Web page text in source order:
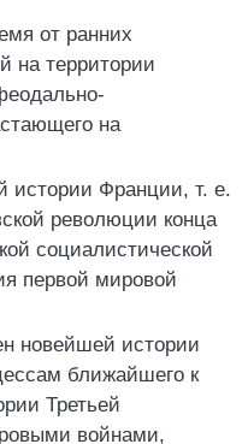
от ранних
на территории
на
истории Франции, т. е.
революции конца
социалистической
первой мировой
новейшей истории
ближайшего к
Третьей
войнами,